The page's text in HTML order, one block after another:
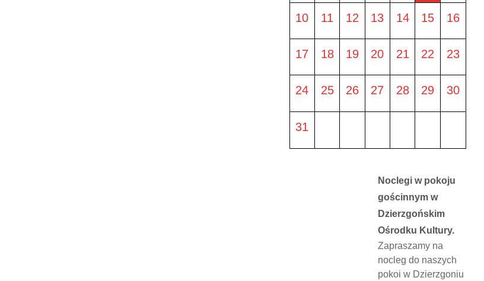
10 11 12 13 14 15 16
17 18 19 20 21 22 23
24 25 26 27 28 29 30
31
Noclegi w pokoju
gościnnym w
Dzierzgońskim
Ośrodku Kultury.
Zapraszamy na
nocleg do naszych
pokoi w Dzierzgoniu